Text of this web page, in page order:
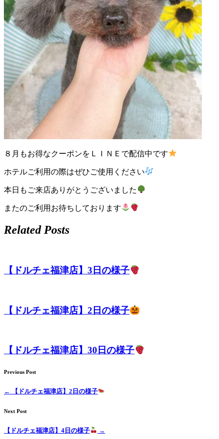
ト
ホ
テ
ル
８月もお得なクーポンをＬＩＮＥで配信中です
ホテルご利用の際はぜひご使用ください
本日もご来店ありがとうございました
またのご利用お待ちしております
Related Posts
【ドルチェ福津店】3日の様子
【ドルチェ福津店】2日の様子
【ドルチェ福津店】30日の様子
Previous Post
← 【ドルチェ福津店】2日の様子
Next Post
【ドルチェ福津店】4日の様子 →